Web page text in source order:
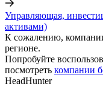
Управляющая,
активами)
К сожалению,
регионе.
Попробуйте
посмотреть компании
HeadHunter